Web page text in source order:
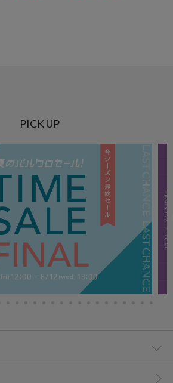
PICK UP